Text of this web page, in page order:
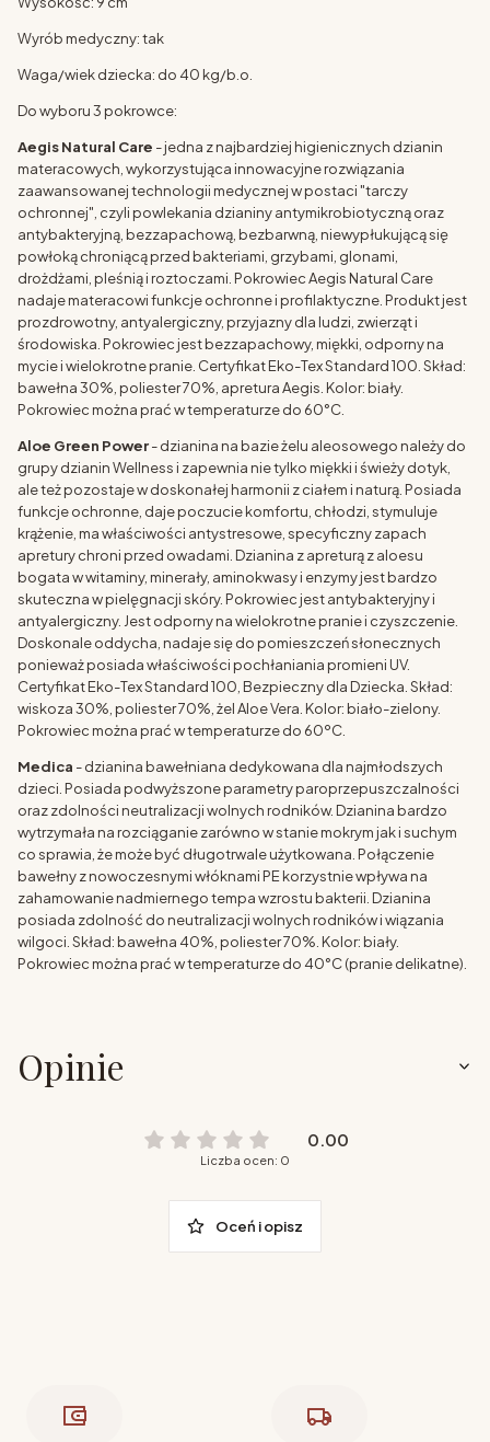
Wyrób medyczny: tak
Waga/wiek dziecka: do 40 kg/b.o.
Do wyboru 3 pokrowce:
Aegis Natural Care - jedna z najbardziej higienicznych dzianin
materacowych, wykorzystująca innowacyjne rozwiązania
zaawansowanej technologii medycznej w postaci "tarczy
ochronnej", czyli powlekania dzianiny antymikrobiotyczną oraz
antybakteryjną, bezzapachową, bezbarwną, niewypłukującą się
powłoką chroniącą przed bakteriami, grzybami, glonami,
drożdżami, pleśnią i roztoczami. Pokrowiec Aegis Natural Care
nadaje materacowi funkcje ochronne i profilaktyczne. Produkt jest
prozdrowotny, antyalergiczny, przyjazny dla ludzi, zwierząt i
środowiska. Pokrowiec jest bezzapachowy, miękki, odporny na
mycie i wielokrotne pranie. Certyfikat Eko-Tex Standard 100. Skład:
bawełna 30%, poliester 70%, apretura Aegis. Kolor: biały.
Pokrowiec można prać w temperaturze do 60°C.
Aloe Green Power- dzianina na bazie żelu aleosowego należy do
grupy dzianin Wellness i zapewnia nie tylko miękki i świeży dotyk,
ale też pozostaje w doskonałej harmonii z ciałem i naturą. Posiada
funkcje ochronne, daje poczucie komfortu, chłodzi, stymuluje
krążenie, ma właściwości antystresowe, specyficzny zapach
apretury chroni przed owadami. Dzianina z apreturą z aloesu
bogata w witaminy, minerały, aminokwasy i enzymy jest bardzo
skuteczna w pielęgnacji skóry. Pokrowiec jest antybakteryjny i
antyalergiczny. Jest odporny na wielokrotne pranie i czyszczenie.
Doskonale oddycha, nadaje się do pomieszczeń słonecznych
ponieważ posiada właściwości pochłaniania promieni UV.
Certyfikat Eko-Tex Standard 100, Bezpieczny dla Dziecka. Skład:
wiskoza 30%, poliester 70%, żel Aloe Vera. Kolor: biało-zielony.
Pokrowiec można prać w temperaturze do 60ºC.
Medica - dzianina bawełniana dedykowana dla najmłodszych
dzieci. Posiada podwyższone parametry paroprzepuszczalności
oraz zdolności neutralizacji wolnych rodników. Dzianina bardzo
wytrzymała na rozciąganie zarówno w stanie mokrym jak i suchym
co sprawia, że może być długotrwale użytkowana. Połączenie
bawełny z nowoczesnymi włóknami PE korzystnie wpływa na
zahamowanie nadmiernego tempa wzrostu bakterii. Dzianina
posiada zdolność do neutralizacji wolnych rodników i wiązania
wilgoci. Skład: bawełna 40%, poliester 70%. Kolor: biały.
Pokrowiec można prać w temperaturze do 40°C (pranie delikatne).
Opinie
0.00
Liczba ocen: 0
Oceń i opisz